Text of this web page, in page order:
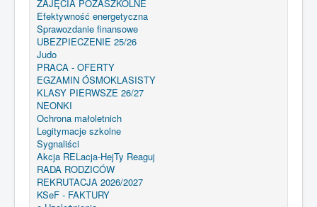
ZAJĘCIA POZASZKOLNE
Efektywność energetyczna
Sprawozdanie finansowe
UBEZPIECZENIE 25/26
Judo
PRACA - OFERTY
EGZAMIN ÓSMOKLASISTY
KLASY PIERWSZE 26/27
NEONKI
Ochrona małoletnich
Legitymacje szkolne
Sygnaliści
Akcja RELacja-HejTy Reaguj
RADA RODZICÓW
REKRUTACJA 2026/2027
KSeF - FAKTURY